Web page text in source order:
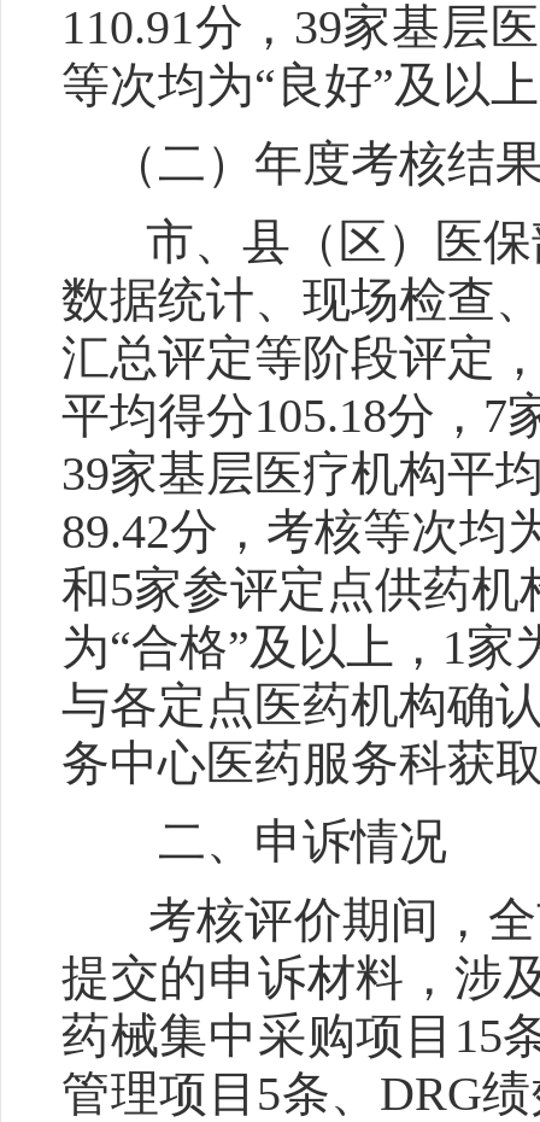
110.91分，39家基层
等次均为“良好”及
（二）年度考核结
市、县（区）医保
数据统计、现场检查
汇总评定等阶段评定
平均得分105.18分，7
39家基层医疗机构平
89.42分，考核等次均
和5家参评定点供药机
为“合格”及以上，1
与各定点医药机构确
务中心医药服务科获
二、申诉情况
考核评价期间，全
提交的申诉材料，涉
药械集中采购项目15
管理项目5条、DRG